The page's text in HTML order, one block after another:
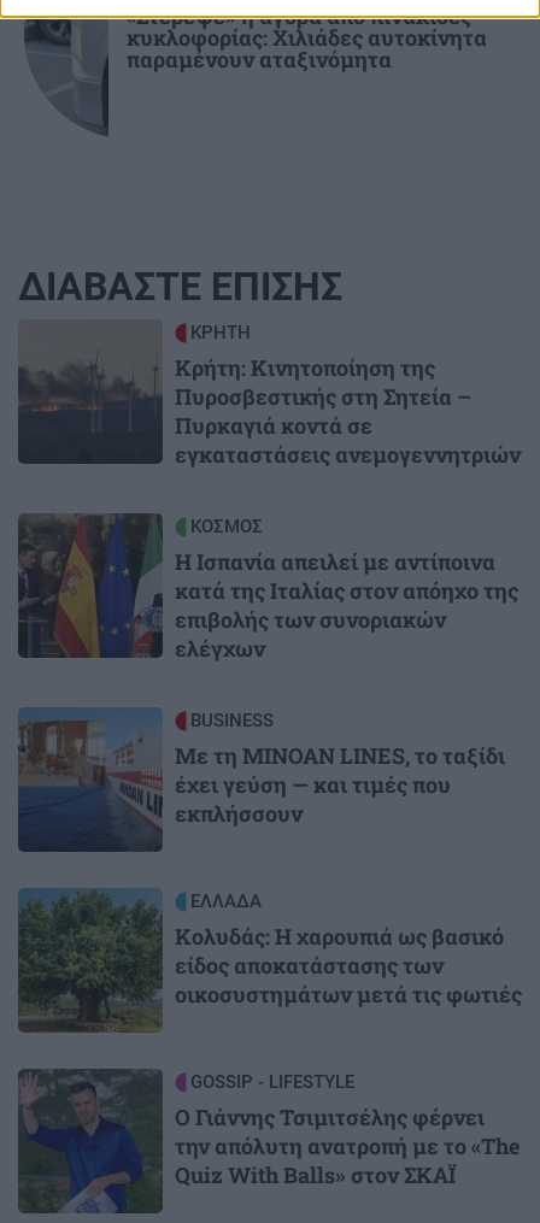
«Στέρεψε» η αγορά από πινακίδες
κυκλοφορίας: Χιλιάδες αυτοκίνητα
παραμένουν αταξινόμητα
ΔΙΑΒΑΣΤΕ ΕΠΙΣΗΣ
ΚΡΗΤΗ
Κρήτη: Κινητοποίηση της
Πυροσβεστικής στη Σητεία –
Πυρκαγιά κοντά σε
εγκαταστάσεις ανεμογεννητριών
Image ΚΟΣΜΟΣ
Η Ισπανία απειλεί με αντίποινα
κατά της Ιταλίας στον απόηχο της
επιβολής των συνοριακών
ελέγχων
Image BUSINESS
Με τη MINOAN LINES, το ταξίδι
έχει γεύση — και τιμές που
εκπλήσσουν
Image ΕΛΛΑΔΑ
Κολυδάς: Η χαρουπιά ως βασικό
είδος αποκατάστασης των
οικοσυστημάτων μετά τις φωτιές
Image GOSSIP - LIFESTYLE
Ο Γιάννης Τσιμιτσέλης φέρνει
την απόλυτη ανατροπή με το «The
Quiz With Balls» στον ΣΚΑΪ